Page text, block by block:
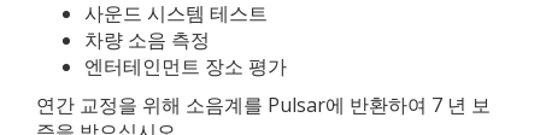
사운드 시스템 테스트
차량 소음 측정
엔터테인먼트 장소 평가
연간 교정을 위해 소음계를 Pulsar에 반환하여 7 년 보